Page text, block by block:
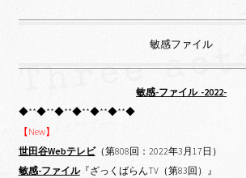
敏感ファイル
敏感-ファイル -2022-
◆**◆**◆**◆**◆**◆**◆
【New】
世田谷Webテレビ（第808回：2022年3月17日）
敏感-ファイル『ざっくばらんTV（第83回）』